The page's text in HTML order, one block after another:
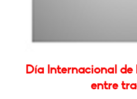
Día Internacional de
entre